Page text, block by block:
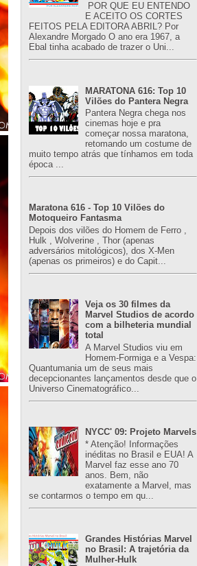
POR QUE EU ENTENDO
E ACEITO OS CORTES
FEITOS PELA EDITORA ABRIL? Por
Alexandre Morgado O ano era 1967, a
Ebal tinha acabado de trazer o Uni...
MARATONA 616: Top 10
Vilões do Pantera Negra
Pantera Negra chega nos
cinemas hoje e pra
começar nossa maratona,
retomando um costume de
muito tempo atrás que tínhamos em toda
época ...
Maratona 616 - Top 10 Vilões do
Motoqueiro Fantasma
Depois dos vilões do Homem de Ferro ,
Hulk , Wolverine , Thor (apenas
adversários mitológicos), dos X-Men
(apenas os primeiros) e do Capit...
Veja os 30 filmes da
Marvel Studios de acordo
com a bilheteria mundial
total
A Marvel Studios viu em
Homem-Formiga e a Vespa:
Quantumania um de seus mais
decepcionantes lançamentos desde que o
Universo Cinematográfico...
NYCC' 09: Projeto Marvels
* Atenção! Informações
inéditas no Brasil e EUA! A
Marvel faz esse ano 70
anos. Bem, não
exatamente a Marvel, mas
se contarmos o tempo em qu...
Grandes Histórias Marvel
no Brasil: A trajetória da
Mulher-Hulk